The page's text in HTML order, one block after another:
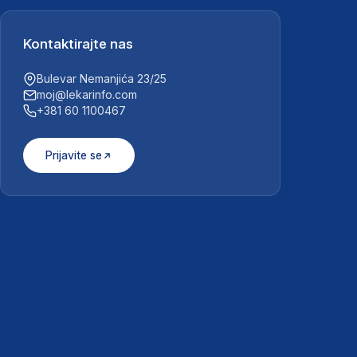
Kontaktirajte nas
Bulevar Nemanjića 23/25
moj@lekarinfo.com
+381 60 1100467
Prijavite se